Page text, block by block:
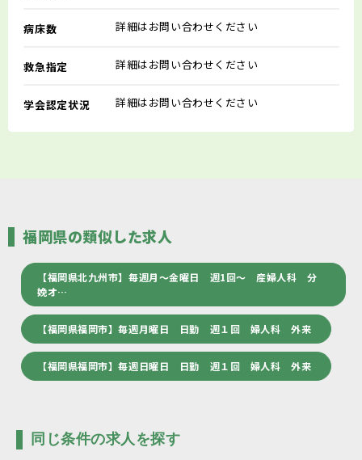
病床数 詳細はお問い合わせください
救急指定 詳細はお問い合わせください
学会認定状況 詳細はお問い合わせください
福岡県の類似した求人
【福岡県北九州市】毎週月～金曜日 週1回～ 産婦人科 分
娩オ…
【福岡県福岡市】毎週月曜日 日勤 週１回 婦人科 外来
【福岡県福岡市】毎週日曜日 日勤 週１回 婦人科 外来
同じ条件の求人を探す